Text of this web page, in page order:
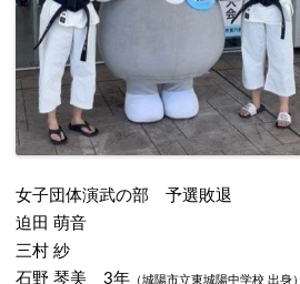
女子団体演武の部 予選敗退
迫田 萌音
三村 紗
石野 琴美 3年 （城陽市立東城陽中学校 出身）